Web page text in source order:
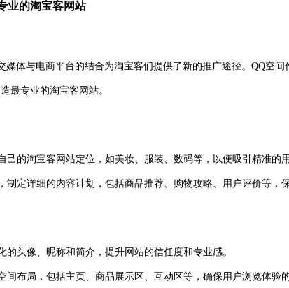
业的淘宝客网站
与电商平台的结合为淘宝客们提供了新的推广途径。QQ空间
最专业的淘宝客网站。
己的淘宝客网站定位，如美妆、服装、数码等，以便吸引精准的用
定详细的内容计划，包括商品推荐、购物攻略、用户评价等，保
的头像、昵称和简介，提升网站的信任度和专业感。
布局，包括主页、商品展示区、互动区等，确保用户浏览体验的